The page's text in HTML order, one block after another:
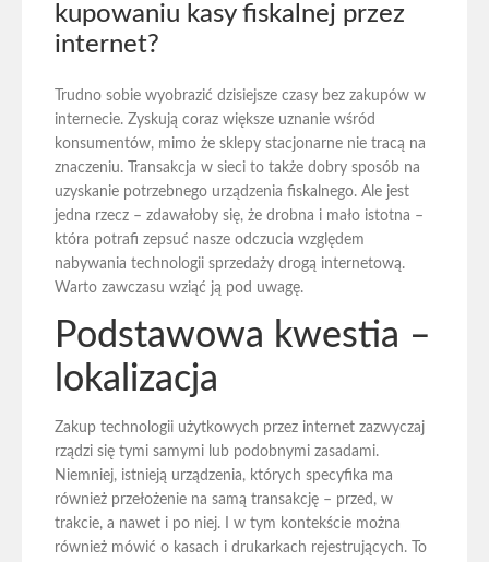
kupowaniu kasy fiskalnej przez
internet?
Trudno sobie wyobrazić dzisiejsze czasy bez zakupów w
internecie. Zyskują coraz większe uznanie wśród
konsumentów, mimo że sklepy stacjonarne nie tracą na
znaczeniu. Transakcja w sieci to także dobry sposób na
uzyskanie potrzebnego urządzenia fiskalnego. Ale jest
jedna rzecz – zdawałoby się, że drobna i mało istotna –
która potrafi zepsuć nasze odczucia względem
nabywania technologii sprzedaży drogą internetową.
Warto zawczasu wziąć ją pod uwagę.
Podstawowa kwestia –
lokalizacja
Zakup technologii użytkowych przez internet zazwyczaj
rządzi się tymi samymi lub podobnymi zasadami.
Niemniej, istnieją urządzenia, których specyfika ma
również przełożenie na samą transakcję – przed, w
trakcie, a nawet i po niej. I w tym kontekście można
również mówić o kasach i drukarkach rejestrujących. To